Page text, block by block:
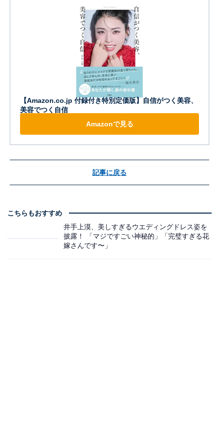
【Amazon.co.jp 付録付き特別定価版】自信がつく美容、
美容でつく自信
Amazonで見る
記事に戻る
こちらもおすすめ
井手上漠、美しすぎるウエディングドレス姿を
披露！ 「マジですごい神秘的」「完璧すぎる花
嫁さんです〜」